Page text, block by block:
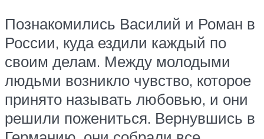
Познакомились Василий и Роман в
России, куда ездили каждый по
своим делам. Между молодыми
людьми возникло чувство, которое
принято называть любовью, и они
решили пожениться. Вернувшись в